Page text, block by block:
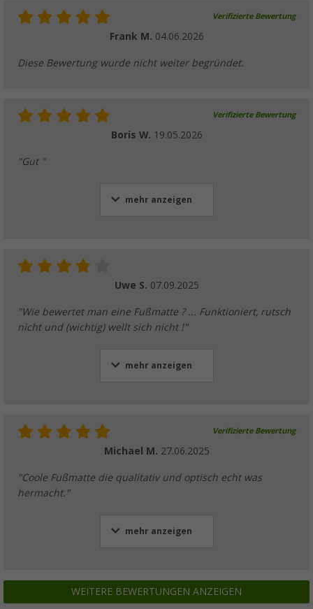
Verifizierte Bewertung
Frank M. 04.06.2026
Diese Bewertung wurde nicht weiter begründet.
Verifizierte Bewertung
Boris W. 19.05.2026
"Gut "
mehr anzeigen
Uwe S. 07.09.2025
"Wie bewertet man eine Fußmatte ? ... Funktioniert, rutsch
nicht und (wichtig) wellt sich nicht !"
mehr anzeigen
Verifizierte Bewertung
Michael M. 27.06.2025
"Coole Fußmatte die qualitativ und optisch echt was
hermacht."
mehr anzeigen
WEITERE BEWERTUNGEN ANZEIGEN